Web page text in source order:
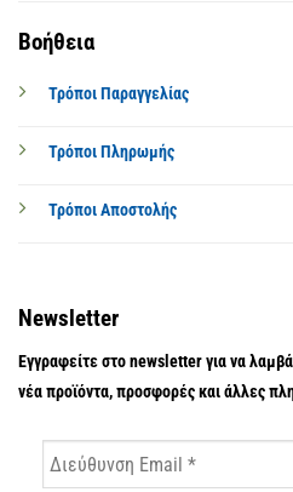
Βοήθεια
Τρόποι Παραγγελίας
Τρόποι Πληρωμής
Τρόποι Αποστολής
Newsletter
Εγγραφείτε στο newsletter για να
νέα προϊόντα, προσφορές και άλλες